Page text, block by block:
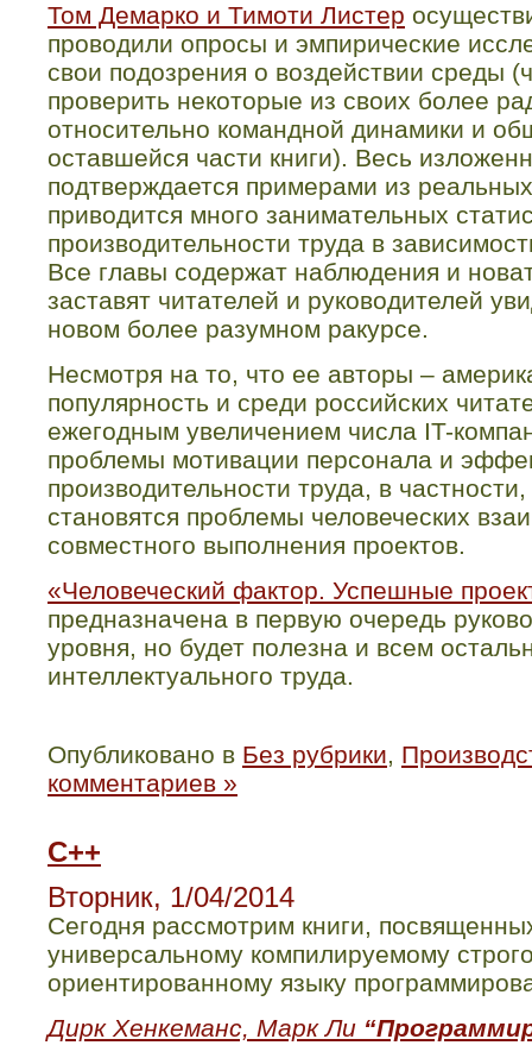
Том Демарко и Тимоти Листер
проводили опросы и эмпирические
свои подозрения о воздействии среды
проверить некоторые из своих более
относительно командной динамики и
оставшейся части книги). Весь
подтверждается примерами из
приводится много занимательных
производительности труда в
Все главы содержат наблюдения и
заставят читателей и руководителей
новом более разумном ракурсе.
Несмотря на то, что ее авторы –
популярность и среди российских
ежегодным увеличением числа IT-
проблемы мотивации персонала и
производительности труда, в
становятся проблемы человеческих
совместного выполнения проектов.
«Человеческий фактор. Успешные
предназначена в первую очередь
уровня, но будет полезна и всем
интеллектуального труда.
Опубликовано в Без рубрики,
комментариев »
С++
Вторник, 1/04/2014
Сегодня рассмотрим книги,
универсальному компилируемому
ориентированному языку
Дирк Хенкеманс, Марк Ли